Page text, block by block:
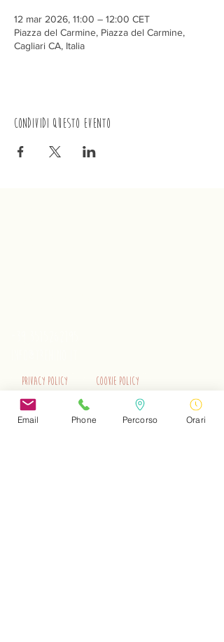
12 mar 2026, 11:00 – 12:00 CET
Piazza del Carmine, Piazza del Carmine,
Cagliari CA, Italia
Condividi questo evento
Privacy Policy Cookie Policy
EN Privacy Policy EN Cookie Policy
Email Phone Percorso Orari